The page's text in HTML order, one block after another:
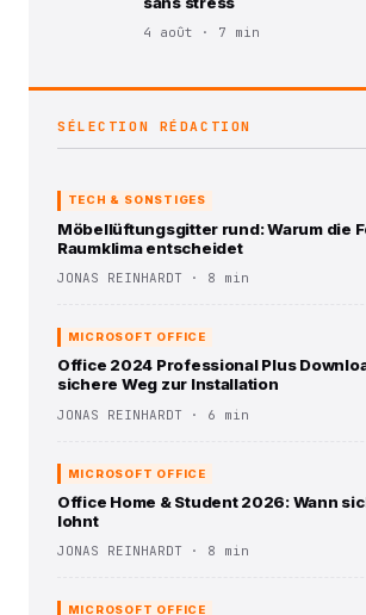
4 août · 7 min
SÉLECTION RÉDACTION
TECH & SONSTIGES
Möbellüftungsgitter rund: Warum die
Raumklima entscheidet
JONAS REINHARDT · 8 min
MICROSOFT OFFICE
Office 2024 Professional Plus
sichere Weg zur Installation
JONAS REINHARDT · 6 min
MICROSOFT OFFICE
Office Home & Student 2026: Wann
lohnt
JONAS REINHARDT · 8 min
MICROSOFT OFFICE